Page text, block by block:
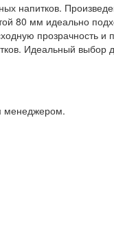
напитков.
80 мм идеально
прозрачность и
Идеальный выбор
менеджером.